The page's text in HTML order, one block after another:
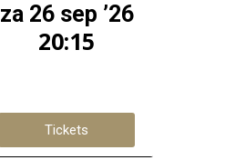
za 26 sep ’26
20:15
Tickets